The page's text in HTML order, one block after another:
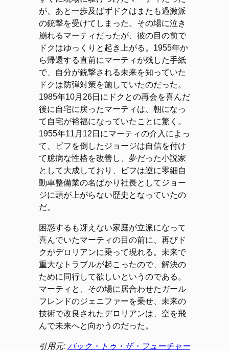
が、あと一歩及ばずドクはまたも過激派
の銃撃を受けてしまった。その場に泣き
崩れるマーティだったが、彼の目の前で
ドクはゆっくりと起き上がる。1955年か
ら帰還する直前にマーティが残した手紙
で、自分が銃撃される未来を知っていた
ドクは防弾対策を施していたのだった。
1985年10月26日にドクとの再会を喜んだ
後に自宅に戻ったマーティは、朝になっ
て自宅が裕福になっていたことに驚く。
1955年11月12日にマーティの介入によっ
て、ビフを倒したジョージは自信を付け
て臆病な性格を改善し、夢だった小説家
として大成しており、ビフは逆に零細自
動車整備業の名ばかり社長としてジョー
ジに頭が上がらない歴史となっていたの
だ。
困惑するも冴えない家庭が立派になって
喜んでいたマーティの目の前に、再びド
クがデロリアンに乗って現れる。未来で
重大なトラブルが起こったので、解決の
ために同行して欲しいというのである。
マーティと、その場に居合わせたガール
フレンドのジェニファーを乗せ、未来の
技術で改良されたデロリアンは、空を飛
んで未来へと向かうのだった。
引用元: バック・トゥ・ザ・フューチャー